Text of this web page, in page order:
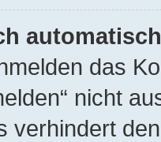
das
nicht
verhindert